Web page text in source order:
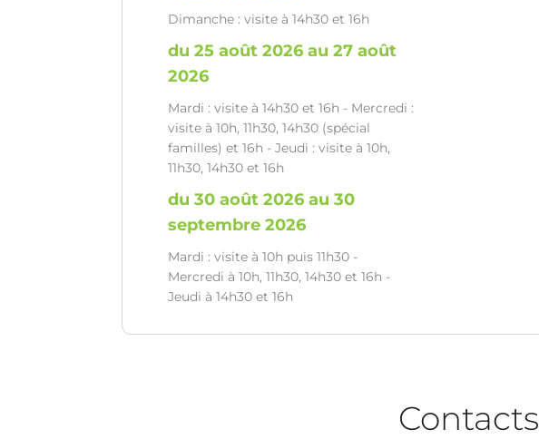
Dimanche : visite à 14h30 et 16h
du 25 août 2026 au 27 août
2026
Mardi : visite à 14h30 et 16h - Mercredi :
visite à 10h, 11h30, 14h30 (spécial
familles) et 16h - Jeudi : visite à 10h,
11h30, 14h30 et 16h
du 30 août 2026 au 30
septembre 2026
Mardi : visite à 10h puis 11h30 -
Mercredi à 10h, 11h30, 14h30 et 16h -
Jeudi à 14h30 et 16h
Contacts